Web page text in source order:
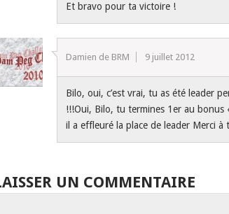
Et bravo pour ta victoire !
Damien de BRM 9 juillet 2012
Bilo, oui, c’est vrai, tu as été leader
!!!Oui, Bilo, tu termines 1er au bonus
il a effleuré la place de leader Merci à
UN COMMENTAIRE